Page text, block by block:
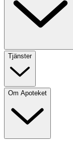
Tjänster
Om Apoteket